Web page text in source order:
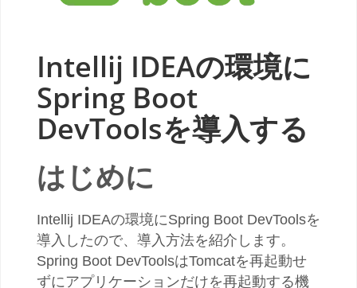
Intellij IDEAの環境に
Spring Boot
DevToolsを導入する
はじめに
Intellij IDEAの環境にSpring Boot DevToolsを
導入したので、導入方法を紹介します。
Spring Boot DevToolsはTomcatを再起動せ
ずにアプリケーションだけを再起動する機